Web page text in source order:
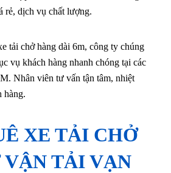
rẻ, dịch vụ chất lượng.
tải chở hàng dài 6m, công ty chúng
vụ khách hàng nhanh chóng tại các
Nhân viên tư vấn tận tâm, nhiệt
hàng.
XE TẢI CHỞ
VẬN TẢI VẠN